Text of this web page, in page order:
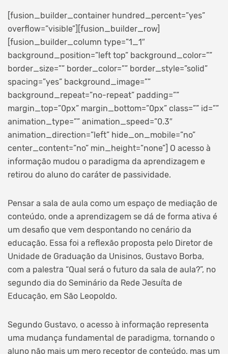
[fusion_builder_container hundred_percent=”yes”
overflow=”visible”][fusion_builder_row]
[fusion_builder_column type=”1_1″
background_position=”left top” background_color=””
border_size=”” border_color=”” border_style=”solid”
spacing=”yes” background_image=””
background_repeat=”no-repeat” padding=””
margin_top=”0px” margin_bottom=”0px” class=”” id=””
animation_type=”” animation_speed=”0.3″
animation_direction=”left” hide_on_mobile=”no”
center_content=”no” min_height=”none”] O acesso à
informação mudou o paradigma da aprendizagem e
retirou do aluno do caráter de passividade.
Pensar a sala de aula como um espaço de mediação de
conteúdo, onde a aprendizagem se dá de forma ativa é
um desafio que vem despontando no cenário da
educação. Essa foi a reflexão proposta pelo Diretor de
Unidade de Graduação da Unisinos, Gustavo Borba,
com a palestra “Qual será o futuro da sala de aula?”, no
segundo dia do Seminário da Rede Jesuíta de
Educação, em São Leopoldo.
Segundo Gustavo, o acesso à informação representa
uma mudança fundamental de paradigma, tornando o
aluno não mais um mero receptor de conteúdo, mas um